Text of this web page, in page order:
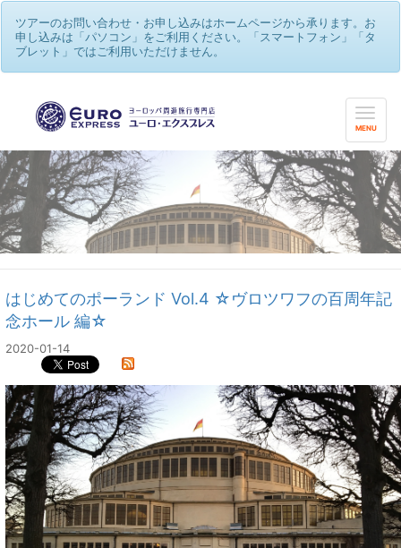
ツアーのお問い合わせ・お申し込みはホームページから承ります。お
申し込みは「パソコン」をご利用ください。「スマートフォン」「タ
ブレット」ではご利用いただけません。
MENU
はじめてのポーランド Vol.4 ☆ヴロツワフの百周年記
念ホール 編☆
2020-01-14